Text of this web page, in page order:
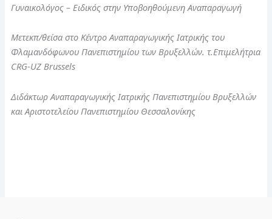
Γυναικολόγος – Ειδικός στην Υποβοηθούμενη Αναπαραγωγή
Μετεκπ/θείσα στο Κέντρο Αναπαραγωγικής Ιατρικής του
Φλαμανδόφωνου Πανεπιστημίου των Βρυξελλών. τ.Επιμελήτρια
CRG-UZ Brussels
Διδάκτωρ Αναπαραγωγικής Ιατρικής Πανεπιστημίου Βρυξελλών
και Αριστοτελείου Πανεπιστημίου Θεσσαλονίκης